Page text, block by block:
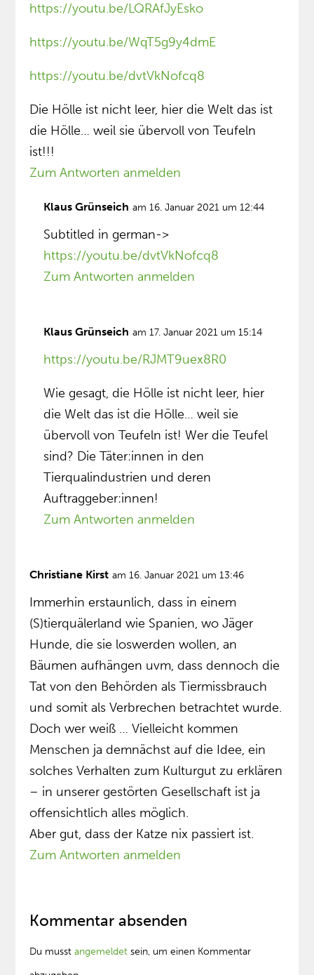
https://youtu.be/LQRAfJyEsko
https://youtu.be/WqT5g9y4dmE
https://youtu.be/dvtVkNofcq8
Die Hölle ist nicht leer, hier die Welt das ist
die Hölle… weil sie übervoll von Teufeln
ist!!!
Zum Antworten anmelden
Klaus Grünseich am 16. Januar 2021 um 12:44
Subtitled in german->
https://youtu.be/dvtVkNofcq8
Zum Antworten anmelden
Klaus Grünseich am 17. Januar 2021 um 15:14
https://youtu.be/RJMT9uex8R0
Wie gesagt, die Hölle ist nicht leer, hier
die Welt das ist die Hölle… weil sie
übervoll von Teufeln ist! Wer die Teufel
sind? Die Täter:innen in den
Tierqualindustrien und deren
Auftraggeber:innen!
Zum Antworten anmelden
Christiane Kirst am 16. Januar 2021 um 13:46
Immerhin erstaunlich, dass in einem
(S)tierquälerland wie Spanien, wo Jäger
Hunde, die sie loswerden wollen, an
Bäumen aufhängen uvm, dass dennoch die
Tat von den Behörden als Tiermissbrauch
und somit als Verbrechen betrachtet wurde.
Doch wer weiß … Vielleicht kommen
Menschen ja demnächst auf die Idee, ein
solches Verhalten zum Kulturgut zu erklären
– in unserer gestörten Gesellschaft ist ja
offensichtlich alles möglich.
Aber gut, dass der Katze nix passiert ist.
Zum Antworten anmelden
Kommentar absenden
Du musstangemeldet sein, um einen Kommentar